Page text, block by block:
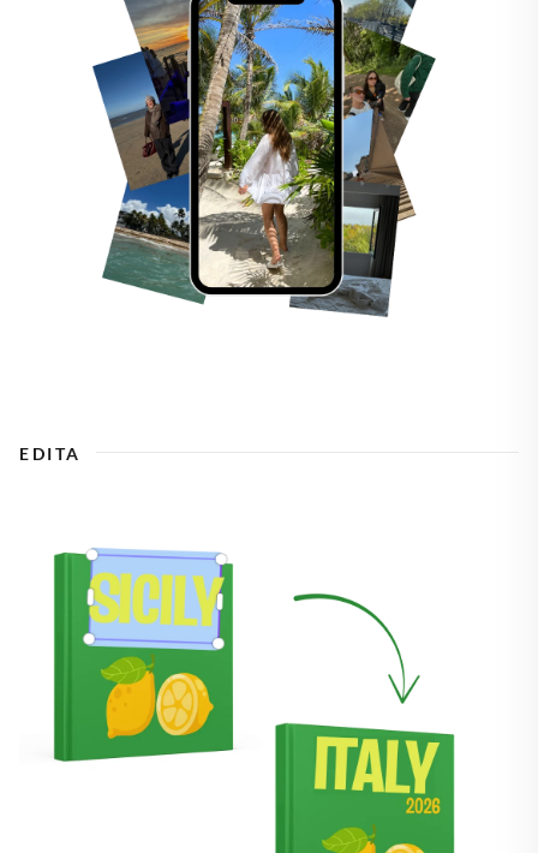
EDITA